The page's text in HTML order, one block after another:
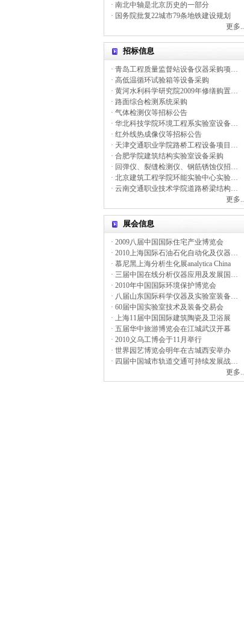
· 南北中轴是北京历史的一部分
· 国务院批复22城市79条地铁建设规划
更多..
招标信息
· 青岛工程质量监督站设备仪器采购项目招标公告
· 高低温循环试验箱等设备采购
· 黄河水利科学研究院2009年修缮购置仪器设备招标公告
· 路面综合检测系统采购
· 气体检测仪等招标公告
· 华北科技学院环境工程系实验室设备采购
· 红外线热成像仪等招标公告
· 天津交通职业学院路桥工程设备项目竞争性谈判公告
· 合肥学院建筑结构实验室设备采购
· 回弹仪、裂缝检测仪、钢筋锈蚀仪招标公告
· 北京建筑工程学院环能实验中心实验设备政府采购项目招标公
· 云南交通职业技术学院道路桥梁结构与检测实验室仪器设备、道路建筑材料实验设备采购
更多..
展会信息
· 2009八届中国国际住宅产业博览会
· 2010上海国际石油石化自动化及仪器仪表展览会
· 慕尼黑上海分析生化展analytica China
· 三届中国在线分析仪器应用及发展国际论坛暨展览会
· 2010年中国国际环境保护博览会
· 八届山东国际科学仪器及实验室装备展览会
· 60届中国实验室技术及装备交易会
· 上海11届中国国际建筑陶瓷及卫浴展
· 五届华中旅游博览会在江城武汉开幕
· 2010义乌工博会于11月举行
· 世界园艺博览会明年在古城西安举办
· 四届中国城市轨道交通可持续发展战略与建设论坛会
更多..